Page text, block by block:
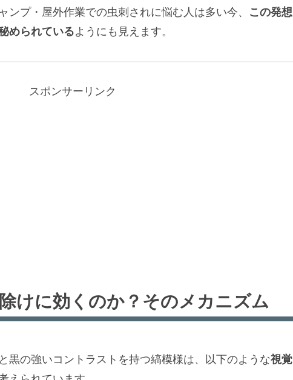
ンプ・屋外作業での虫刺されに悩む人は多い今、 この発想
められているようにも見えます。
スポンサーリンク
けに効くのか？そのメカニズム
黒の強いコントラストを持つ縞模様は、以下のような視覚